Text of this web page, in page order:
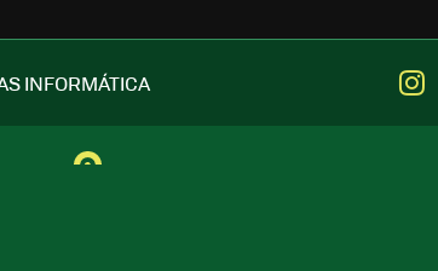
INFORMÁTICA